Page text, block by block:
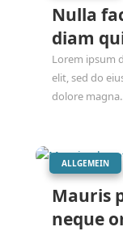
Nulla
diam
Lorem ipsum
elit, sed do
dolore
Mauris
neque
| ALLGEMEIN